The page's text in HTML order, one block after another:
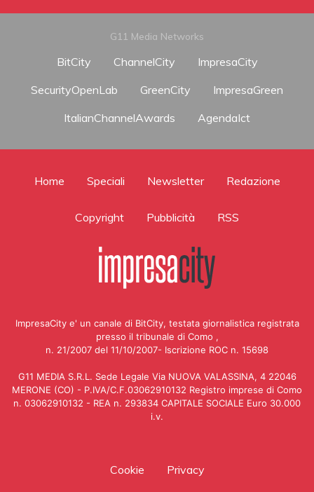
G11 Media Networks
BitCity ChannelCity
ImpresaCity
SecurityOpenLab
GreenCity
ImpresaGreen
ItalianChannelAwards
AgendaIct
Home Speciali Newsletter Redazione
Copyright Pubblicità RSS
ImpresaCity e' un canale di BitCity, testata giornalistica registrata
presso il tribunale di Como ,
n. 21/2007 del 11/10/2007- Iscrizione ROC n. 15698
G11 MEDIA S.R.L. Sede Legale Via NUOVA VALASSINA, 4 22046
MERONE (CO) - P.IVA/C.F.03062910132 Registro imprese di Como
n. 03062910132 - REA n. 293834 CAPITALE SOCIALE Euro 30.000
i.v.
Cookie Privacy